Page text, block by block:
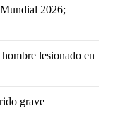
2026;
lesionado en
grave